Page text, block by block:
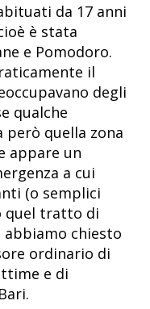
da 17 anni
è stata
e Pomodoro.
il
degli
qualche
quella zona
appare un
a cui
(o semplici
quel tratto di
abbiamo chiesto
ordinario di
e di